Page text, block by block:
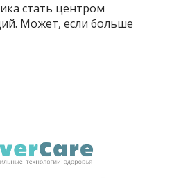
стать центром
Может, если больше